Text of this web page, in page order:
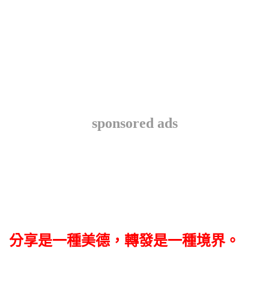
sponsored ads
分享是一種美德，轉發是一種境界。